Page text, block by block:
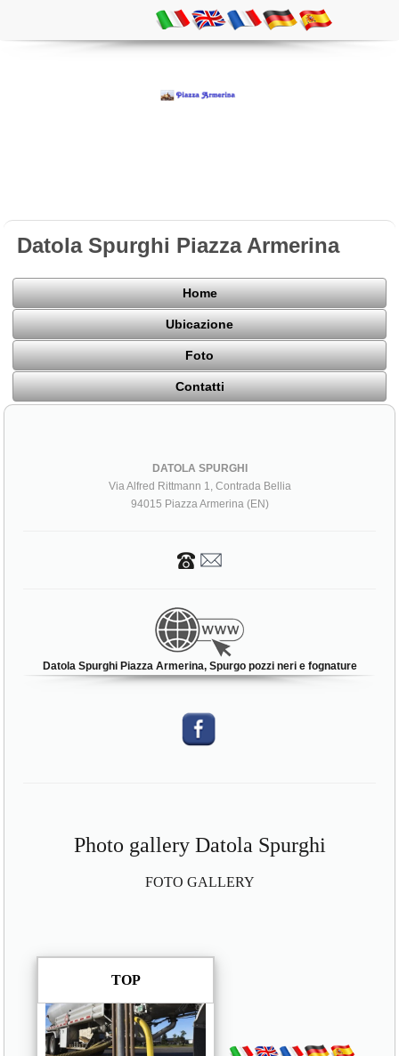
Datola Spurghi Piazza Armerina
Home
Ubicazione
Foto
Contatti
DATOLA SPURGHI
Via Alfred Rittmann 1, Contrada Bellia
94015 Piazza Armerina (EN)
Datola Spurghi Piazza Armerina, Spurgo pozzi neri e fognature
Photo gallery Datola Spurghi
FOTO GALLERY
TOP